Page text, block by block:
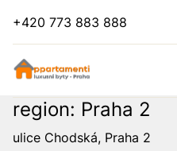
+420 773 883 888
region: Praha 2
ulice Chodská, Praha 2